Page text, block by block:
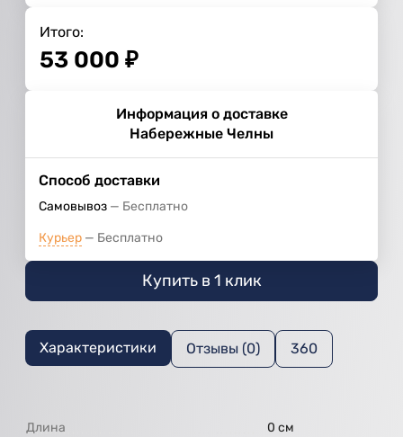
Итого:
53 000 ₽
Информация о доставке
Набережные Челны
Способ доставки
Самовывоз Бесплатно
Курьер Бесплатно
Купить в 1 клик
Характеристики Отзывы (0) 360
Длина 0 см